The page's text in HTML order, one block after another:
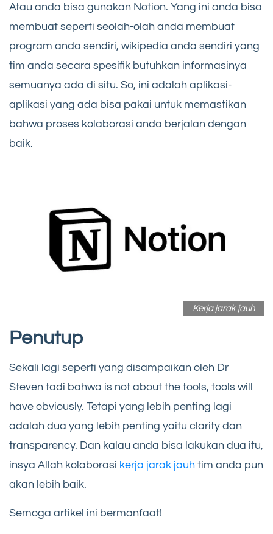
Atau anda bisa gunakan Notion. Yang ini anda bisa
membuat seperti seolah-olah anda membuat
program anda sendiri, wikipedia anda sendiri yang
tim anda secara spesifik butuhkan informasinya
semuanya ada di situ. So, ini adalah aplikasi-
aplikasi yang ada bisa pakai untuk memastikan
bahwa proses kolaborasi anda berjalan dengan
baik.
Kerja jarak jauh
Penutup
Sekali lagi seperti yang disampaikan oleh Dr
Steven tadi bahwa is not about the tools, tools will
have obviously. Tetapi yang lebih penting lagi
adalah dua yang lebih penting yaitu clarity dan
transparency. Dan kalau anda bisa lakukan dua itu,
insya Allah kolaborasi kerja jarak jauh tim anda pun
akan lebih baik.
Semoga artikel ini bermanfaat!